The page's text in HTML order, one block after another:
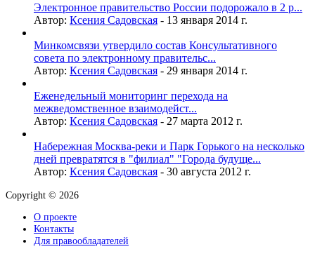
Электронное правительство России подорожало в 2 р...
Автор: Ксения Садовская - 13 января 2014 г.
Минкомсвязи утвердило состав Консультативного
совета по электронному правительс...
Автор: Ксения Садовская - 29 января 2014 г.
Еженедельный мониторинг перехода на
межведомственное взаимодейст...
Автор: Ксения Садовская - 27 марта 2012 г.
Набережная Москва-реки и Парк Горького на несколько
дней превратятся в "филиал" "Города будуще...
Автор: Ксения Садовская - 30 августа 2012 г.
Copyright © 2026
О проекте
Контакты
Для правообладателей